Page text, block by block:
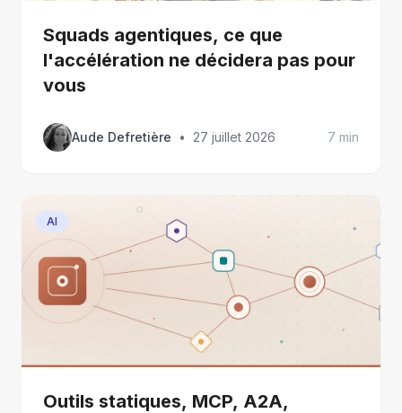
Squads agentiques, ce que
l'accélération ne décidera pas pour
vous
Aude Defretière • 27 juillet 2026 7 min
AI
Outils statiques, MCP, A2A,